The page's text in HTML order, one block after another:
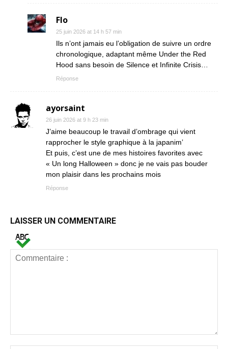
Flo
25 juin 2026 at 14 h 57 min
Ils n’ont jamais eu l’obligation de suivre un ordre
chronologique, adaptant même Under the Red
Hood sans besoin de Silence et Infinite Crisis…
Réponse
ayorsaint
26 juin 2026 at 9 h 23 min
J’aime beaucoup le travail d’ombrage qui vient
rapprocher le style graphique à la japanim’
Et puis, c’est une de mes histoires favorites avec
« Un long Halloween » donc je ne vais pas bouder
mon plaisir dans les prochains mois
Réponse
LAISSER UN COMMENTAIRE